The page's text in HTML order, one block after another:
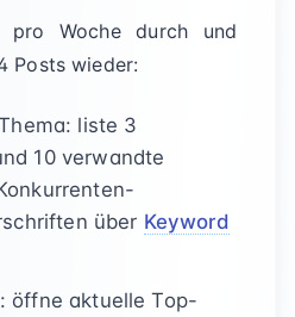
pro Woche durch und
Posts wieder:
liste 3
10 verwandte
über Keyword
öffne aktuelle Top-